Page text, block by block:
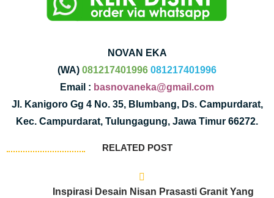
NOVAN EKA
(WA) 081217401996 081217401996
Email : basnovaneka@gmail.com
Jl. Kanigoro Gg 4 No. 35, Blumbang, Ds. Campurdarat,
Kec. Campurdarat, Tulungagung, Jawa Timur 66272.
RELATED POST
Inspirasi Desain Nisan Prasasti Granit Yang